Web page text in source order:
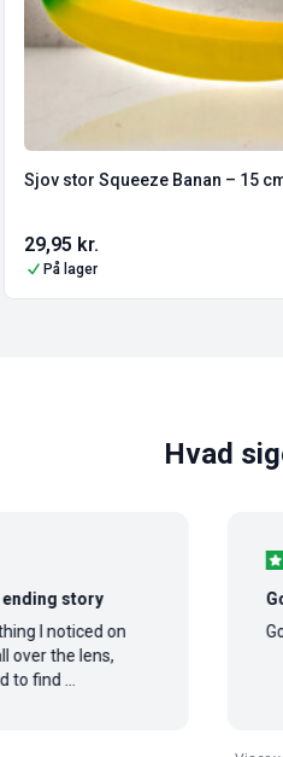
Sjov stor Squeeze Banan – 15
29,95 kr.
På lager
Hvad
story
on
lens,
...
God
God